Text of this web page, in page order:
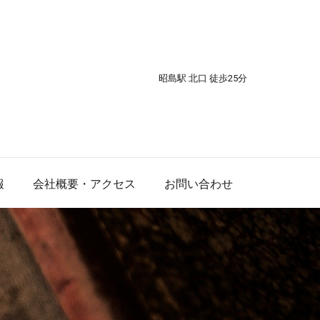
昭島駅 北口 徒歩25分
会社概要・アクセス お問い合わせ